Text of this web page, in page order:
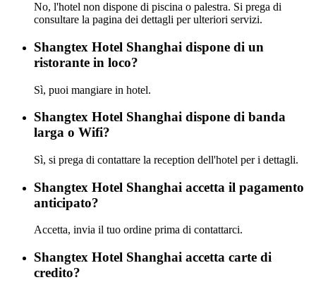
No, l'hotel non dispone di piscina o palestra. Si prega di
consultare la pagina dei dettagli per ulteriori servizi.
Shangtex Hotel Shanghai dispone di un
ristorante in loco?
Sì, puoi mangiare in hotel.
Shangtex Hotel Shanghai dispone di banda
larga o Wifi?
Sì, si prega di contattare la reception dell'hotel per i dettagli.
Shangtex Hotel Shanghai accetta il pagamento
anticipato?
Accetta, invia il tuo ordine prima di contattarci.
Shangtex Hotel Shanghai accetta carte di
credito?